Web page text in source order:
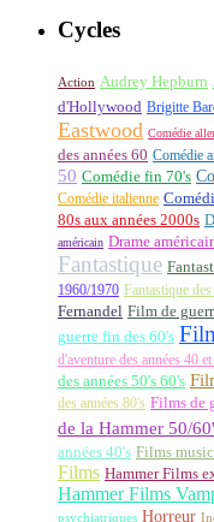
Cycles
Action Audrey Hepburn
d'Hollywood Brigitte
Eastwood Comédie
des années 60 Comédie
50 Comédie fin 70's
Comédie italienne
80s aux années 2000s
américain Drame
Fantastique
1960/1970 Fantastique
Fernandel Film de
guerre fin des 60's
d'aventure des années 40
des années 50's 60's
des années 80's Films de
de la Hammer 50/
années 40's Films
Films Hammer Films
Hammer Films
psychiatriques Horreur